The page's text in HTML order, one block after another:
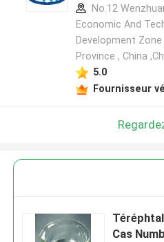
No.12
Economic And
Development Zone
Province , China
5.0
Fournisseur
Cas